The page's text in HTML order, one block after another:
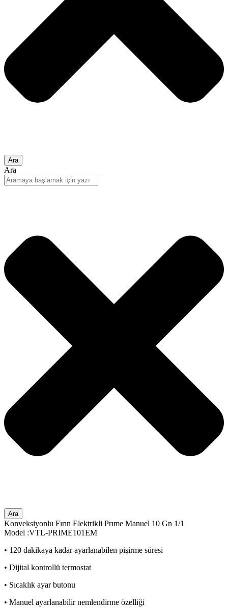
Ara
Ara
Ara
Konveksiyonlu Fırın Elektrikli Prıme Manuel 10 Gn 1/1
Model :VTL-PRIME101EM
• 120 dakikaya kadar ayarlanabilen pişirme süresi
• Dijital kontrollü termostat
• Sıcaklık ayar butonu
• Manuel ayarlanabilir nemlendirme özelliği